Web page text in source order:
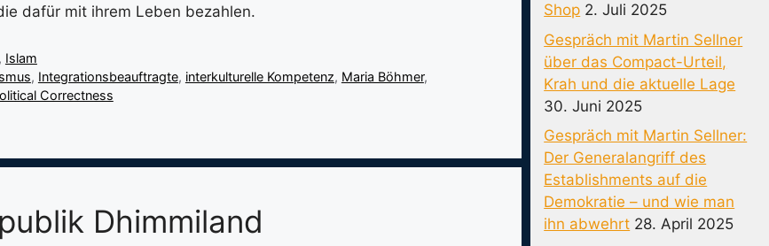
dafür mit ihrem Leben bezahlen.
, Islam
, Integrationsbeauftragte, interkulturelle Kompetenz, Maria Böhmer,
Correctness
Dhimmiland
Shop 2. Juli 2025
Gespräch mit Martin Sellner
über das Compact-Urteil,
Krah und die aktuelle Lage
30. Juni 2025
Gespräch mit Martin Sellner:
Der Generalangriff des
Establishments auf die
Demokratie – und wie man
ihn abwehrt 28. April 2025